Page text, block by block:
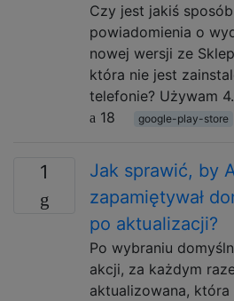
Czy jest jakiś
powiadomienia o
nowej wersji ze
która nie jest
telefonie? Używam
18
google-play-store
1
Jak sprawić, by
zapamiętywał
po aktualizacji?
Po wybraniu
akcji, za każdym
aktualizowana,